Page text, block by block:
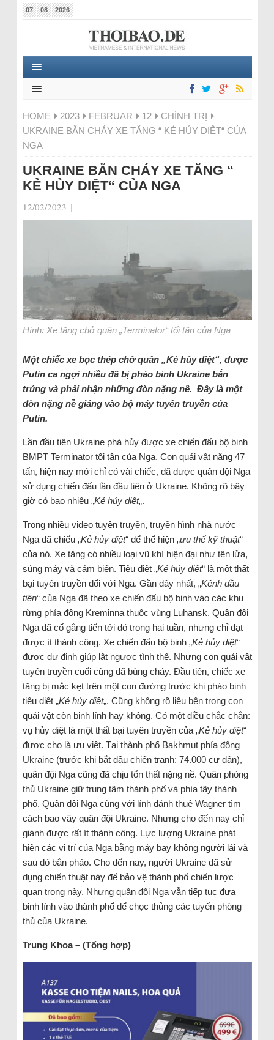
07 08 2026
HOME 2023 FEBRUAR 12
CHÍNH TRỊ
UKRAINE BẮN CHÁY XE TĂNG “ KẺ HỦY DIỆT“ CỦA
NGA
UKRAINE BẮN CHÁY XE TĂNG “
KẺ HỦY DIỆT“ CỦA NGA
12/02/2023 |
Hình: Xe tăng chở quân „Terminator“ tối tân của Nga
Một chiếc xe bọc thép chở quân „Kẻ hủy diệt“, được
Putin ca ngợi nhiều đã bị pháo binh Ukraine bắn
trúng và phải nhận những đòn nặng nề. Đây là một
đòn nặng nề giáng vào bộ máy tuyên truyền của
Putin.
Lần đầu tiên Ukraine phá hủy được xe chiến đấu bộ binh
BMPT Terminator tối tân của Nga. Con quái vật nặng 47
tấn, hiện nay mới chỉ có vài chiếc, đã được quân đội Nga
sử dụng chiến đấu lần đầu tiên ở Ukraine. Không rõ bây
giờ có bao nhiêu „Kẻ hủy diệt„.
Trong nhiều video tuyên truyền, truyền hình nhà nước
Nga đã chiếu „Kẻ hủy diệt“ để thể hiện „ưu thế kỹ thuật“
của nó. Xe tăng có nhiều loại vũ khí hiện đại như tên lửa,
súng máy và cảm biến. Tiêu diệt „Kẻ hủy diệt“ là một thất
bại tuyên truyền đối với Nga. Gần đây nhất, „Kênh đầu
tiên“ của Nga đã theo xe chiến đấu bộ binh vào các khu
rừng phía đông Kreminna thuộc vùng Luhansk. Quân đội
Nga đã cố gắng tiến tới đó trong hai tuần, nhưng chỉ đạt
được ít thành công. Xe chiến đấu bộ binh „Kẻ hủy diệt“
được dự định giúp lật ngược tình thế. Nhưng con quái vật
tuyên truyền cuối cùng đã bùng cháy. Đầu tiên, chiếc xe
tăng bị mắc kẹt trên một con đường trước khi pháo binh
tiêu diệt „Kẻ hủy diệt„. Cũng không rõ liệu bên trong con
quái vật còn binh lính hay không. Có một điều chắc chắn:
vụ hủy diệt là một thất bại tuyên truyền của „Kẻ hủy diệt“
được cho là ưu việt. Tại thành phố Bakhmut phía đông
Ukraine (trước khi bắt đầu chiến tranh: 74.000 cư dân),
quân đội Nga cũng đã chịu tổn thất nặng nề. Quân phòng
thủ Ukraine giữ trung tâm thành phố và phía tây thành
phố. Quân đội Nga cùng với lính đánh thuê Wagner tìm
cách bao vây quân đội Ukraine. Nhưng cho đến nay chỉ
giành được rất ít thành công. Lực lượng Ukraine phát
hiện các vị trí của Nga bằng máy bay không người lái và
sau đó bắn pháo. Cho đến nay, người Ukraine đã sử
dụng chiến thuật này để bảo vệ thành phố chiến lược
quan trọng này. Nhưng quân đội Nga vẫn tiếp tục đưa
binh lính vào thành phố để chọc thủng các tuyến phòng
thủ của Ukraine.
Trung Khoa – (Tổng hợp)